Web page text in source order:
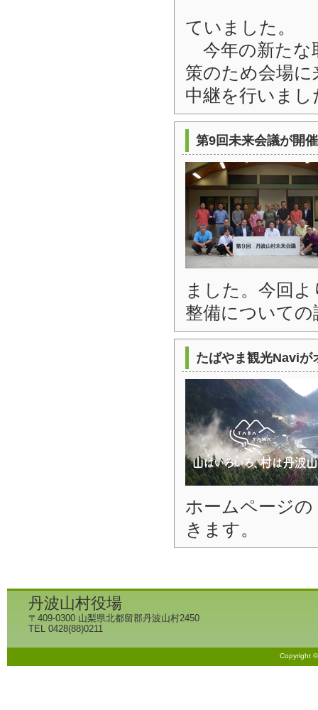
ていました。
今年の新たな
策のため会場
中継を行いまし
第9回未来会議が開
ました。今回
整備について
たばやま観光Naviが
ホームページ
きます。
丹波山村役場
〒409-0300 山梨県北都留郡丹波山村2450
TEL 0428(88)0211
Copyright